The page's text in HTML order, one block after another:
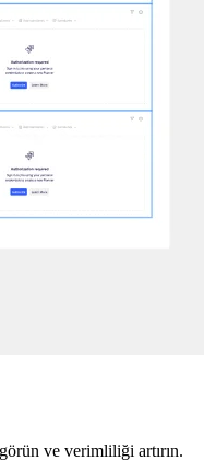
ve verimliliği artırın.